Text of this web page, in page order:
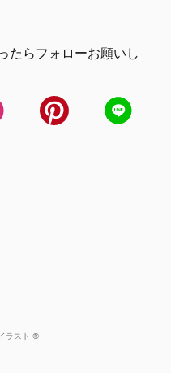
たらフォローお願いし
ラスト ®